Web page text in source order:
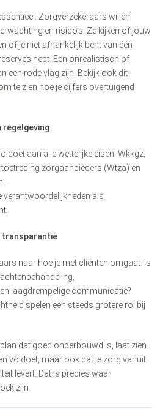
Zorgverzekeraars willen
en risico’s. Ze kijken of jouw
of je niet afhankelijk bent van één
hebt. Een onrealistisch of
een rode vlag zijn. Bekijk ook dit
te zien hoe je cijfers overtuigend
regelgeving
aan alle wettelijke eisen: Wkkgz,
toetreding zorgaanbieders (Wtza) en
verantwoordelijkheden als
transparantie
naar hoe je met cliënten omgaat. Is
laagdrempelige communicatie?
spelen een steeds grotere rol bij
dat goed onderbouwd is, laat zien
voldoet, maar ook dat je zorg vanuit
levert. Dat is precies waar
zijn.